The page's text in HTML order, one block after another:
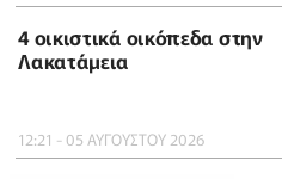
4 οικιστικά οικόπεδα στην
Λακατάμεια
12:21 - 05 ΑΥΓΟΥΣΤΟΥ 2026